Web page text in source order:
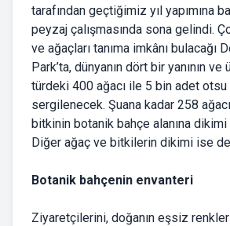
tarafından geçtiğimiz yıl yapımına
peyzaj çalışmasında sona gelindi.
ve ağaçları tanıma imkânı bulacağı
Park’ta, dünyanın dört bir yanının
türdeki 400 ağacı ile 5 bin adet
sergilenecek. Şuana kadar 258
bitkinin botanik bahçe alanına dikimi
Diğer ağaç ve bitkilerin dikimi ise
Botanik bahçenin envanteri
Ziyaretçilerini, doğanın eşsiz